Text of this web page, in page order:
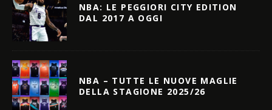
NBA: LE PEGGIORI CITY EDITION
DAL 2017 A OGGI
NBA – TUTTE LE NUOVE MAGLIE
DELLA STAGIONE 2025/26